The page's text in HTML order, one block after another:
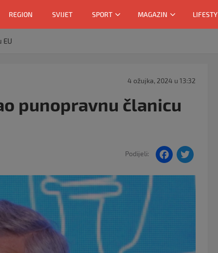
REGION SVIJET SPORT MAGAZIN
4 ožujka, 2024 u 13:32
punopravnu članicu
Podijeli:
F
itt